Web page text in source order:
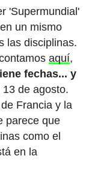
'Supermundial'
un mismo
las disciplinas.
aquí,
fechas... y
13 de agosto.
Francia y la
parece que
como el
en la